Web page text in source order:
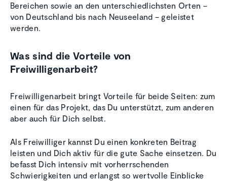
Bereichen sowie an den unterschiedlichsten Orten –
von Deutschland bis nach Neuseeland – geleistet
werden.
Was sind die Vorteile von
Freiwilligenarbeit?
Freiwilligenarbeit bringt Vorteile für beide Seiten: zum
einen für das Projekt, das Du unterstützt, zum anderen
aber auch für Dich selbst.
Als Freiwilliger kannst Du einen konkreten Beitrag
leisten und Dich aktiv für die gute Sache einsetzen. Du
befasst Dich intensiv mit vorherrschenden
Schwierigkeiten und erlangst so wertvolle Einblicke